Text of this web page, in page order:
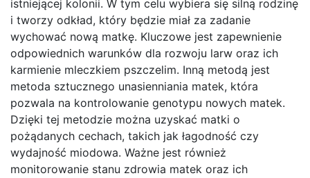
istniejącej kolonii. W tym celu wybiera się silną rodzinę
i tworzy odkład, który będzie miał za zadanie
wychować nową matkę. Kluczowe jest zapewnienie
odpowiednich warunków dla rozwoju larw oraz ich
karmienie mleczkiem pszczelim. Inną metodą jest
metoda sztucznego unasienniania matek, która
pozwala na kontrolowanie genotypu nowych matek.
Dzięki tej metodzie można uzyskać matki o
pożądanych cechach, takich jak łagodność czy
wydajność miodowa. Ważne jest również
monitorowanie stanu zdrowia matek oraz ich